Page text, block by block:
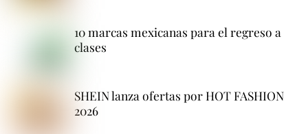
10 marcas mexicanas para el regreso a
clases
SHEIN lanza ofertas por HOT FASHION
2026